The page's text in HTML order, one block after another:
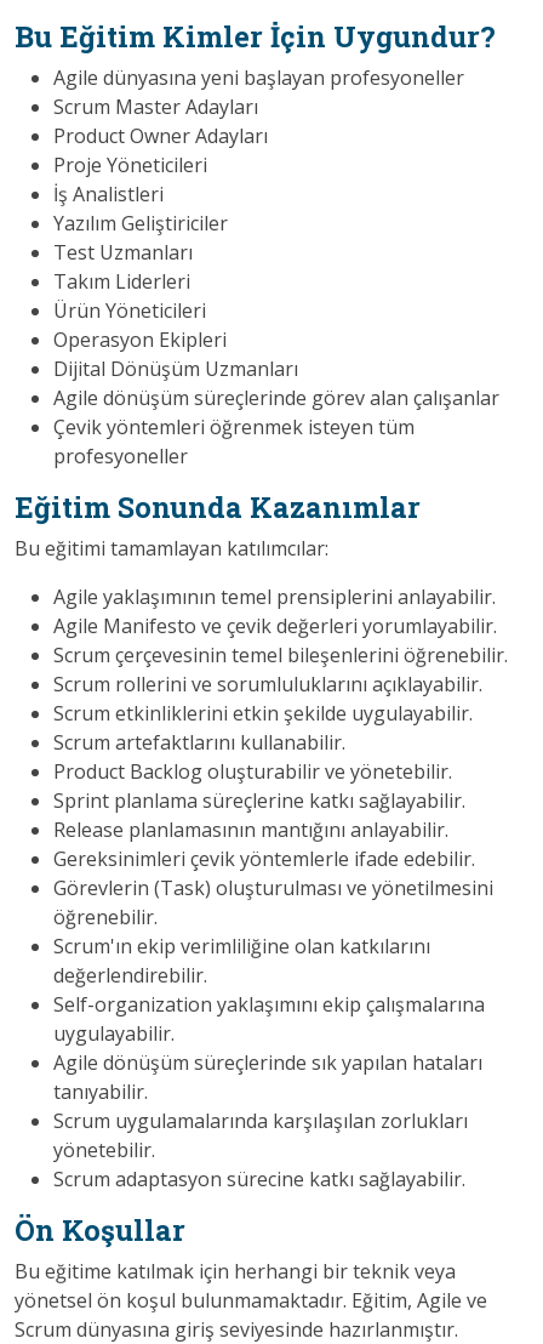
Bu Eğitim Kimler İçin Uygundur?
Agile dünyasına yeni başlayan profesyoneller
Scrum Master Adayları
Product Owner Adayları
Proje Yöneticileri
İş Analistleri
Yazılım Geliştiriciler
Test Uzmanları
Takım Liderleri
Ürün Yöneticileri
Operasyon Ekipleri
Dijital Dönüşüm Uzmanları
Agile dönüşüm süreçlerinde görev alan çalışanlar
Çevik yöntemleri öğrenmek isteyen tüm
profesyoneller
Eğitim Sonunda Kazanımlar
Bu eğitimi tamamlayan katılımcılar:
Agile yaklaşımının temel prensiplerini anlayabilir.
Agile Manifesto ve çevik değerleri yorumlayabilir.
Scrum çerçevesinin temel bileşenlerini öğrenebilir.
Scrum rollerini ve sorumluluklarını açıklayabilir.
Scrum etkinliklerini etkin şekilde uygulayabilir.
Scrum artefaktlarını kullanabilir.
Product Backlog oluşturabilir ve yönetebilir.
Sprint planlama süreçlerine katkı sağlayabilir.
Release planlamasının mantığını anlayabilir.
Gereksinimleri çevik yöntemlerle ifade edebilir.
Görevlerin (Task) oluşturulması ve yönetilmesini
öğrenebilir.
Scrum'ın ekip verimliliğine olan katkılarını
değerlendirebilir.
Self-organization yaklaşımını ekip çalışmalarına
uygulayabilir.
Agile dönüşüm süreçlerinde sık yapılan hataları
tanıyabilir.
Scrum uygulamalarında karşılaşılan zorlukları
yönetebilir.
Scrum adaptasyon sürecine katkı sağlayabilir.
Ön Koşullar
Bu eğitime katılmak için herhangi bir teknik veya
yönetsel ön koşul bulunmamaktadır. Eğitim, Agile ve
Scrum dünyasına giriş seviyesinde hazırlanmıştır.